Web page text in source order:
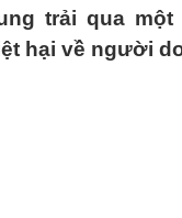
trải qua một
hại về người